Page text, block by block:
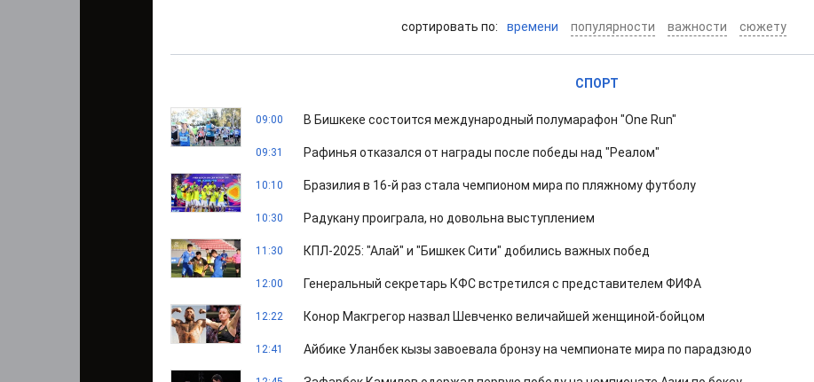
cортировать по: времени популярности важности сюжету
СПОРТ
09:00 В Бишкеке состоится международный полумарафон "One Run"
09:31 Рафинья отказался от награды после победы над "Реалом"
10:10 Бразилия в 16-й раз стала чемпионом мира по пляжному футболу
10:30 Радукану проиграла, но довольна выступлением
11:30 КПЛ-2025: "Алай" и "Бишкек Сити" добились важных побед
12:00 Генеральный секретарь КФС встретился с представителем ФИФА
12:22 Конор Макгрегор назвал Шевченко величайшей женщиной-бойцом
12:41 Айбике Уланбек кызы завоевала бронзу на чемпионате мира по парадзюдо